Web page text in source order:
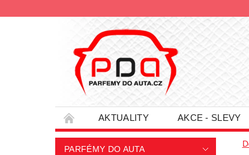
AKTUALITY AKCE - SLEVY
HODNOCENÍ OBCHODU
PARFÉMY DO AUTA